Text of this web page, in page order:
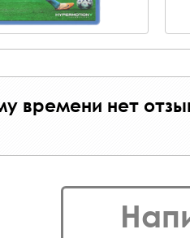
времени нет